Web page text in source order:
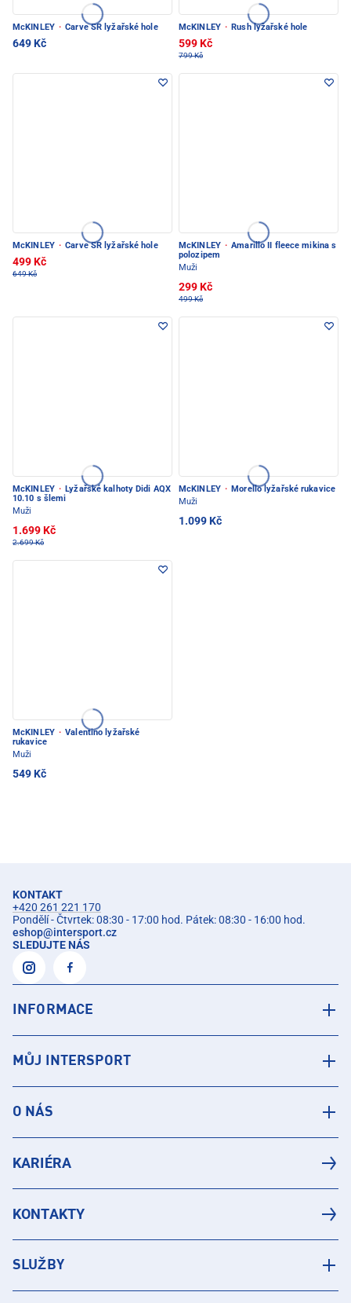
McKINLEY · Carve SR lyžařské hole
649 Kč
McKINLEY · Rush lyžařské hole
599 Kč
799 Kč
McKINLEY · Carve SR lyžařské hole
499 Kč
649 Kč
McKINLEY · Amarillo II fleece mikina s
polozipem
Muži
299 Kč
499 Kč
McKINLEY · Lyžařské kalhoty Didi AQX
10.10 s šlemi
Muži
1.699 Kč
2.699 Kč
McKINLEY · Morello lyžařské rukavice
Muži
1.099 Kč
McKINLEY · Valentino lyžařské
rukavice
Muži
549 Kč
KONTAKT
+420 261 221 170
Pondělí - Čtvrtek: 08:30 - 17:00 hod. Pátek: 08:30 - 16:00 hod.
eshop@intersport.cz
SLEDUJTE NÁS
INFORMACE
MŮJ INTERSPORT
O NÁS
KARIÉRA
KONTAKTY
SLUŽBY